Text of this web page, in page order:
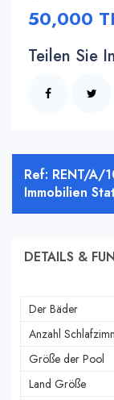
50,000
Teilen Sie
Ref: RENT/A/
Immobilien
DETAILS &
Der Bäder
Anzahl
Größe der Pool
Land Größe